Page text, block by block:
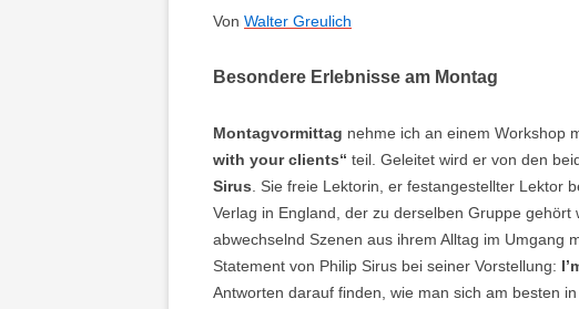
Von Walter Greulich
Besondere Erlebnisse am Montag
Montagvormittag nehme ich an einem Workshop
with your clients“ teil. Geleitet wird er von den
Sirus . Sie freie Lektorin, er festangestellter Lektor
Verlag in England, der zu derselben Gruppe
abwechselnd Szenen aus ihrem Alltag im Umgang
Statement von Philip Sirus bei seiner Vorstellung:
Antworten darauf finden, wie man sich am besten